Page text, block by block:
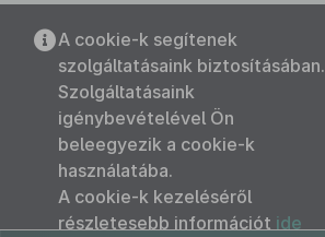
A cookie-k segítenek
szolgáltatásaink biztosításában.
Szolgáltatásaink
igénybevételével Ön
beleegyezik a cookie-k
használatába.
A cookie-k kezeléséről
részletesebb információt ide